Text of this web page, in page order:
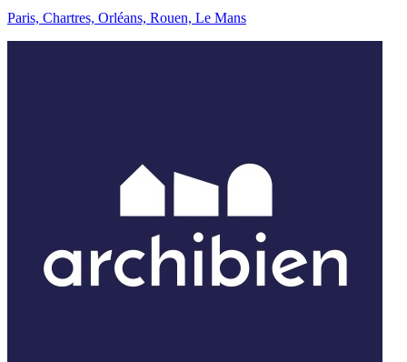
Paris, Chartres, Orléans, Rouen, Le Mans